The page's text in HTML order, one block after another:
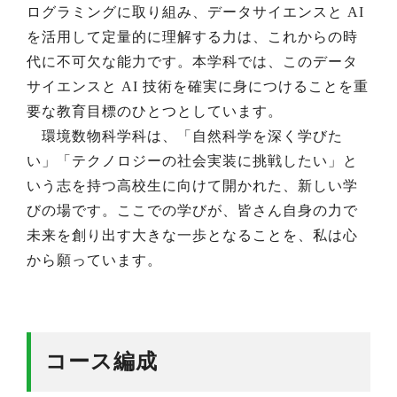
ログラミングに取り組み、データサイエンスと AI
を活用して定量的に理解する力は、これからの時
代に不可欠な能力です。本学科では、このデータ
サイエンスと AI 技術を確実に身につけることを重
要な教育目標のひとつとしています。
環境数物科学科は、「自然科学を深く学びた
い」「テクノロジーの社会実装に挑戦したい」と
いう志を持つ高校生に向けて開かれた、新しい学
びの場です。ここでの学びが、皆さん自身の力で
未来を創り出す大きな一歩となることを、私は心
から願っています。
コース編成